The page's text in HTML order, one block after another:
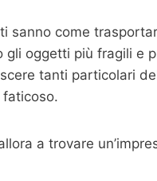
sanno come
gli oggetti più fragili e
tanti particolari
faticoso.
a trovare